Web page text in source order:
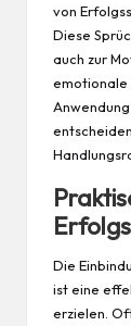
von
Diese
auch zur
emotionale
Die
ist eine
erzielen.